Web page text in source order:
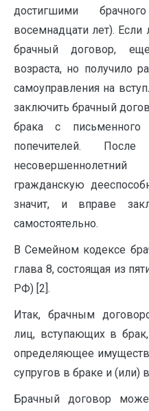
достигшими
восемнадцати лет).
брачный договор,
возраста, но получило
самоуправления на
заключить брачный
брака с письменного
попечителей.
гражданскую
значит, и вправе
самостоятельно.
В Семейном кодексе
глава 8, состоящая из
РФ) [2].
Итак, брачным
лиц, вступающих в
определяющее
супругов в браке и (или)
Брачный договор